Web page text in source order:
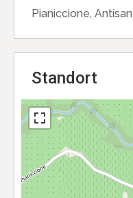
Pianiccione,
Standort